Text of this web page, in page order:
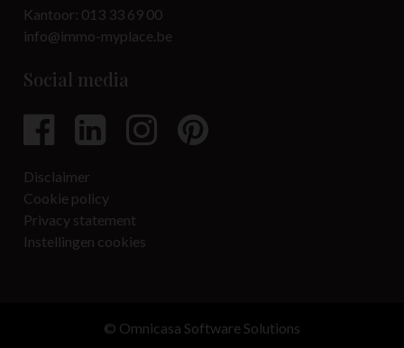
Kantoor: 013 33 69 00
info@immo-myplace.be
Social media
Disclaimer
Cookie policy
Privacy statement
Instellingen cookies
© Omnicasa Software Solutions